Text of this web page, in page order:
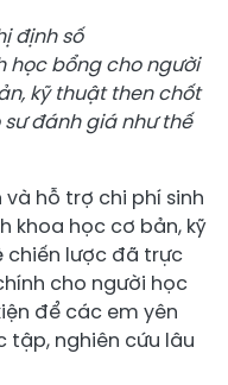
định số
học bổng cho người
kỹ thuật then chốt
đánh giá như thế
hỗ trợ chi phí sinh
khoa học cơ bản, kỹ
chiến lược đã trực
cho người học
để các em yên
nghiên cứu lâu